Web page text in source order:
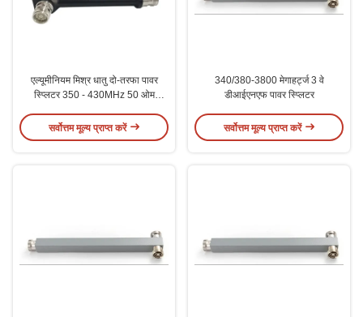
एल्यूमीनियम मिश्र धातु दो-तरफा पावर
स्प्लिटर 350 - 430MHz 50 ओम
सर्वोत्तम मूल्य प्राप्त करें
340/380-3800 मेगाहर्ट्ज 3 वे
डीआईएनएफ पावर स्प्लिटर
सर्वोत्तम मूल्य प्राप्त करें